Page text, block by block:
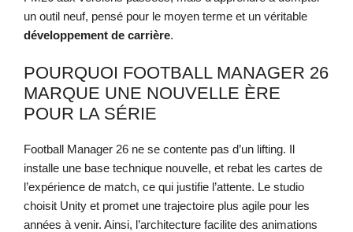
un outil neuf, pensé pour le moyen terme et un véritable
développement de carrière.
POURQUOI FOOTBALL MANAGER 26
MARQUE UNE NOUVELLE ÈRE
POUR LA SÉRIE
Football Manager 26 ne se contente pas d’un lifting. Il
installe une base technique nouvelle, et rebat les cartes de
l’expérience de match, ce qui justifie l’attente. Le studio
choisit Unity et promet une trajectoire plus agile pour les
années à venir. Ainsi, l’architecture facilite des animations